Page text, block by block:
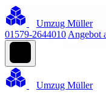
Umzug Müller
01579-2644010 Angebot
Umzug Müller